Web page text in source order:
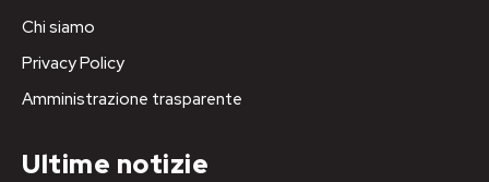
Chi siamo
Privacy Policy
Amministrazione trasparente
Ultime notizie